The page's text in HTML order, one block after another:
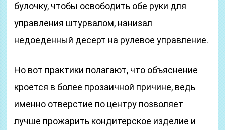
булочку, чтобы освободить обе руки для
управления штурвалом, нанизал
недоеденный десерт на рулевое управление.
Но вот практики полагают, что объяснение
кроется в более прозаичной причине, ведь
именно отверстие по центру позволяет
лучше прожарить кондитерское изделие и